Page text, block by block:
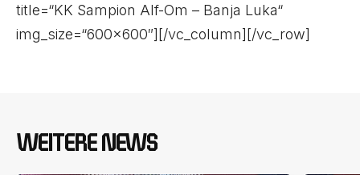
title=“KK Sampion Alf-Om – Banja Luka“
img_size=“600×600″][/vc_column][/vc_row]
WEITERE NEWS